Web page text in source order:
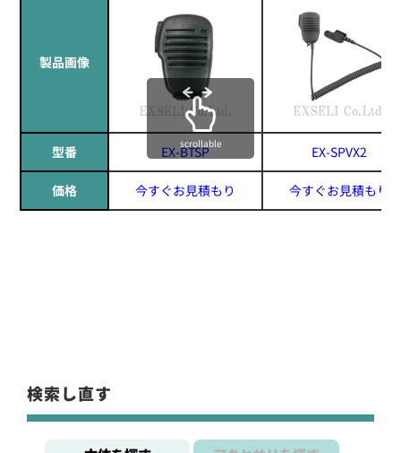
製品画像
型番 EX-BTSP EX-SPVX2
価格 今すぐお見積もり 今すぐお見積もり
scrollable
検索し直す